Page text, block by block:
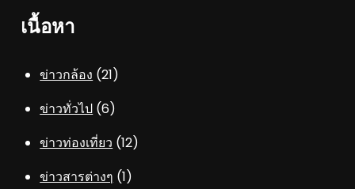
เนื้อหา
ข่าวกล้อง (21)
ข่าวทั่วไป (6)
ข่าวท่องเที่ยว (12)
ข่าวสารต่างๆ (1)